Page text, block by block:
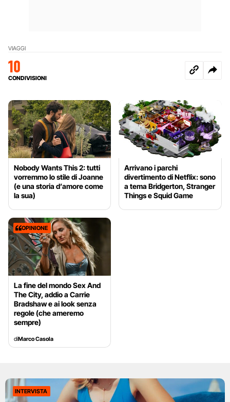
VIAGGI
10
CONDIVISIONI
Nobody Wants This 2: tutti
vorremmo lo stile di Joanne
(e una storia d’amore come
la sua)
Arrivano i parchi
divertimento di Netflix: sono
a tema Bridgerton, Stranger
Things e Squid Game
OPINIONE
La fine del mondo Sex And
The City, addio a Carrie
Bradshaw e ai look senza
regole (che ameremo
sempre)
diMarco Casola
INTERVISTA